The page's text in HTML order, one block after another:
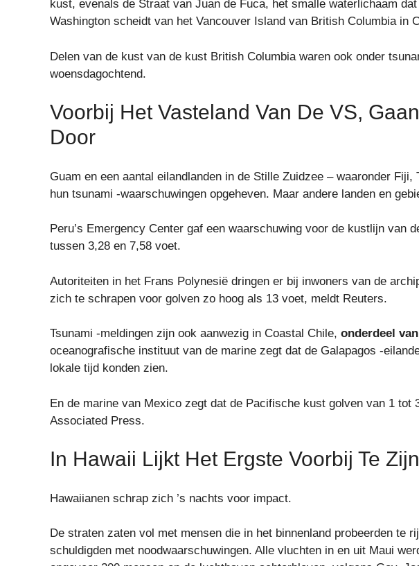
kust, evenals de Straat van Juan de Fuca, het smalle waterlichaam
Washington scheidt van het Vancouver Island van British Columbia in
Delen van de kust van de kust British Columbia waren ook onder
woensdagochtend.
Voorbij Het Vasteland Van De VS,
Door
Guam en een aantal eilandlanden in de Stille Zuidzee – waaronder Fiji,
hun tsunami -waarschuwingen opgeheven. Maar andere landen en
Peru’s Emergency Center gaf een waarschuwing voor de kustlijn van
tussen 3,28 en 7,58 voet.
Autoriteiten in het Frans Polynesië dringen er bij inwoners van de
zich te schrapen voor golven zo hoog als 13 voet, meldt Reuters.
Tsunami -meldingen zijn ook aanwezig in Coastal Chile, onderdeel
oceanografische instituut van de marine zegt dat de Galapagos -
lokale tijd konden zien.
En de marine van Mexico zegt dat de Pacifische kust golven van 1 tot
Associated Press.
In Hawaii Lijkt Het Ergste Voorbij Te Zijn
Hawaiianen schrap zich ’s nachts voor impact.
De straten zaten vol met mensen die in het binnenland probeerden te
schuldigden met noodwaarschuwingen. Alle vluchten in en uit Maui